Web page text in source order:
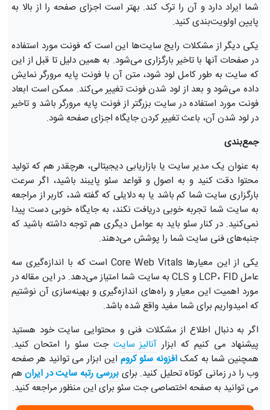
شما ایراد دارد و آن را ترک کند. بهتر است اجزای صفحه را از بالا به
پایین اولویت‌بندی کنید.
یکی دیگر از مشکلات رایج سایت‌ها این است که فونت مورد استفاده
در صفحات آنها با تاخیر بارگزاری می‌شود. به همین دلیل تا قبل از این
که سایت به طور کامل لود شود، متن آن با فونت پایه مرورگر نمایش
داده می‌شود و بعد از لود شدن فونت تغییر می‌کند. ممکن است ابعاد
فونت مورد استفاده در سایت بزرگتر از فونت پایه مرورگر باشد و تاخیر
در لود شدن آن، باعث تغییر کردن جایگاه اجزای صفحه شود.
جمع‌بندی
به عنوان یک مدیر سایت یا بازاریابی دیجیتالی، هرچقدر هم که تولید
محتوا دقت کنید و به اصول و قواعد سئو پایبند باشید، اگر سرعت
بارگزاری سایت شما کم باشد یا به دلایلی که گفته شد، کاربر از مراجعه
به سایت شما تجربه خوبی دریافت نکند، به جایگاه خوبی دست پیدا
نمی‌کنید. در کنار سئو باید به عوامل دیگری هم توجه داشته باشید که
جنبه‌های فنی سایت شما را پوشش می‌دهند.
یکی از این معیارها Core Web Vitals است که با اندازه‌گیری سه
عامل LCP، FID و CLS به سایت شما امتیاز می‌دهد. در این مقاله در
مورد اهمیت این معیار و راه‌های اندازه‌گیری و بهینه‌سازی آن نوشتیم
که امیدواریم برای شما مفید واقع شده باشد.
اگر به دنبال اطلاع از مشکلات فنی و محتوایی سایت خود هستید
پیشنهاد می کنیم که ابزار آنالیز سایت جت سئو را امتحان کنید.
همچنین شما به کمک افزونه سئو کروم این ابزار می توانید هر صفحه
وب را در زمانی کوتاه تحلیل کنید. برای بررسی رتبه سایت در ایرانهم
می توانید به صفحه اختصاصی جت سئو برای این منظور مراجعه کنید.